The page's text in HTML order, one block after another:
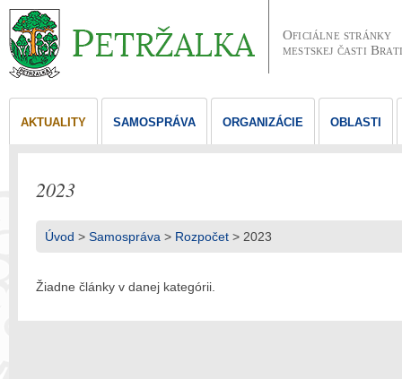
Oficiálne stránky
mestskej časti
AKTUALITY SAMOSPRÁVA ORGANIZÁCIE OBLASTI
2023
Úvod > Samospráva > Rozpočet > 2023
Žiadne články v danej kategórii.